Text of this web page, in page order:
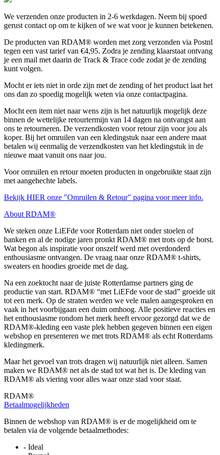
We verzenden onze producten in 2-6 werkdagen. Neem bij spoed
gerust contact op om te kijken of we wat voor je kunnen betekenen.
De producten van RDAM® worden met zorg verzonden via Postnl
tegen een vast tarief van €4,95. Zodra je zending klaarstaat ontvang
je een mail met daarin de Track & Trace code zodat je de zending
kunt volgen.
Mocht er iets niet in orde zijn met de zending of het product laat het
ons dan zo spoedig mogelijk weten via onze contactpagina.
Mocht een item niet naar wens zijn is het natuurlijk mogelijk deze
binnen de wettelijke retourtermijn van 14 dagen na ontvangst aan
ons te retourneren. De verzendkosten voor retour zijn voor jou als
koper. Bij het omruilen van een kledingstuk naar een andere maat
betalen wij eenmalig de verzendkosten van het kledingstuk in de
nieuwe maat vanuit ons naar jou.
Voor omruilen en retour moeten producten in ongebruikte staat zijn
met aangehechte labels.
Bekijk HIER onze "Omruilen & Retour" pagina voor meer info.
About RDAM®
We steken onze LiEFde voor Rotterdam niet onder stoelen of
banken en al de nodige jaren pronkt RDAM® met trots op de borst.
Wat begon als inspiratie voor onszelf werd met overdonderd
enthousiasme ontvangen. De vraag naar onze RDAM® t-shirts,
sweaters en hoodies groeide met de dag.
Na een zoektocht naar de juiste Rotterdamse partners ging de
productie van start. RDAM® “met LiEFde voor de stad” groeide uit
tot een merk. Op de straten werden we vele malen aangesproken en
vaak in het voorbijgaan een duim omhoog. Alle positieve reacties en
het enthousiasme rondom het merk heeft ervoor gezorgd dat we de
RDAM®-kleding een vaste plek hebben gegeven binnen een eigen
webshop en presenteren we met trots RDAM® als echt Rotterdams
kledingmerk.
Maar het gevoel van trots dragen wij natuurlijk niet alleen. Samen
maken we RDAM® net als de stad tot wat het is. De kleding van
RDAM® als viering voor alles waar onze stad voor staat.
RDAM®
Betaalmogelijkheden
Binnen de webshop van RDAM® is er de mogelijkheid om te
betalen via de volgende betaalmethodes:
- Ideal